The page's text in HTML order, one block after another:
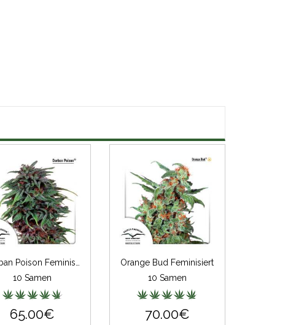
10 Samen
65.00€
Orange Bud Feminisiert
10 Samen
70.00€